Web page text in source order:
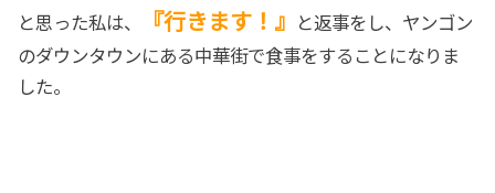
と思った私は、 『行きます！』 と返事をし、ヤンゴン
のダウンタウンにある中華街で食事をすることになりま
した。